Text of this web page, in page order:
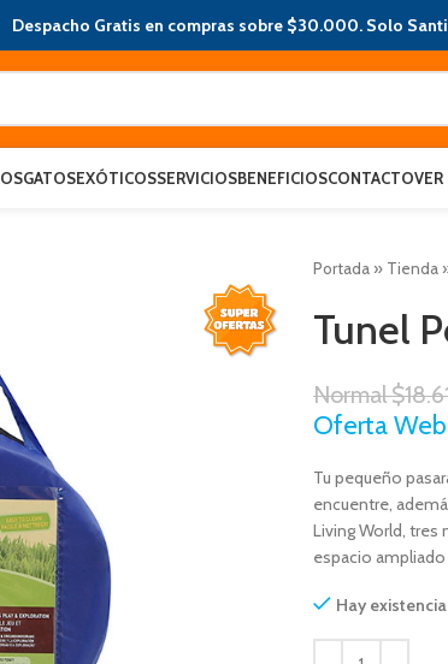
Despacho Gratis en compras sobre $30.000. Solo
GATOSEXÓTICOSSERVICIOSBENEFICIOSCONTACTO
Portada » Tienda
Tunel
Normal$
Oferta Web
Tu pequeño
encuentre,
Living World, tres
espacio
Hay